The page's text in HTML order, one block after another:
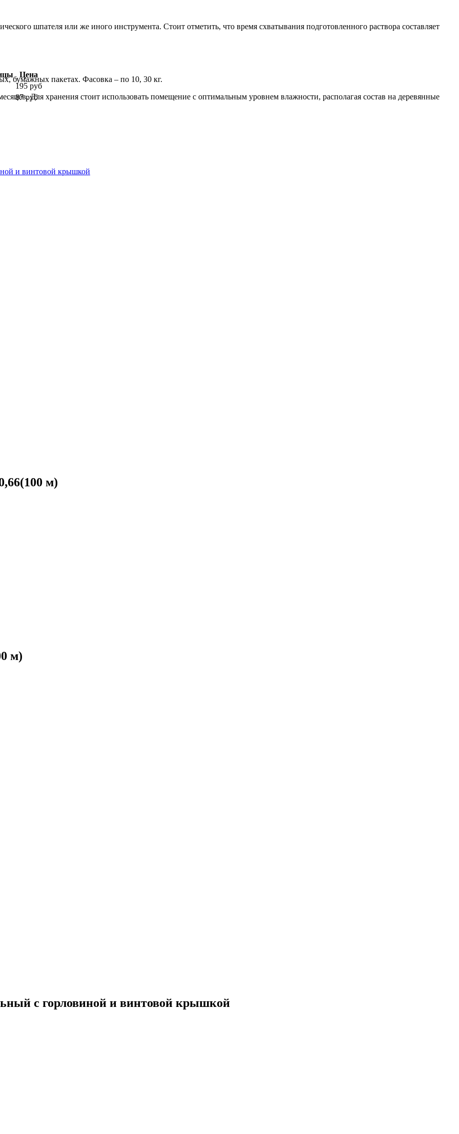
шпателя или же иного инструмента. Стоит отметить, что время схватывания подготовленного раствора составляет
бумажных пакетах. Фасовка – по 10, 30 кг.
Для хранения стоит использовать помещение с оптимальным уровнем влажности, располагая состав на деревянные
Цена
195 руб
87 руб
и винтовой крышкой
м)
м)
с горловиной и винтовой крышкой